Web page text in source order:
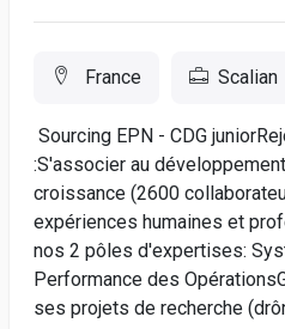
France Scalian
Sourcing EPN - CDG
:S'associer au
croissance (2600
expériences humaines et
nos 2 pôles d'expertises:
Performance des
ses projets de recherche